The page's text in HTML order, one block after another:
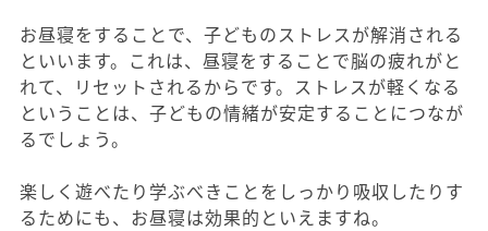
お昼寝をすることで、子どものストレスが解消される
といいます。これは、昼寝をすることで脳の疲れがと
れて、リセットされるからです。ストレスが軽くなる
ということは、子どもの情緒が安定することにつなが
るでしょう。
楽しく遊べたり学ぶべきことをしっかり吸収したりす
るためにも、お昼寝は効果的といえますね。